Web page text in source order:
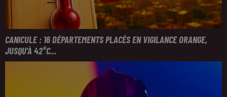
CANICULE : 16 DÉPARTEMENTS PLACÉS EN VIGILANCE ORANGE,
JUSQU'À 42°C...